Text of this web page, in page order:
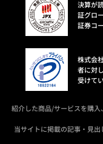
決算が
証グロ
証券コ
株式会
者に対
受けて
紹介した商品/サービスを購
当サイトに掲載の記事・見